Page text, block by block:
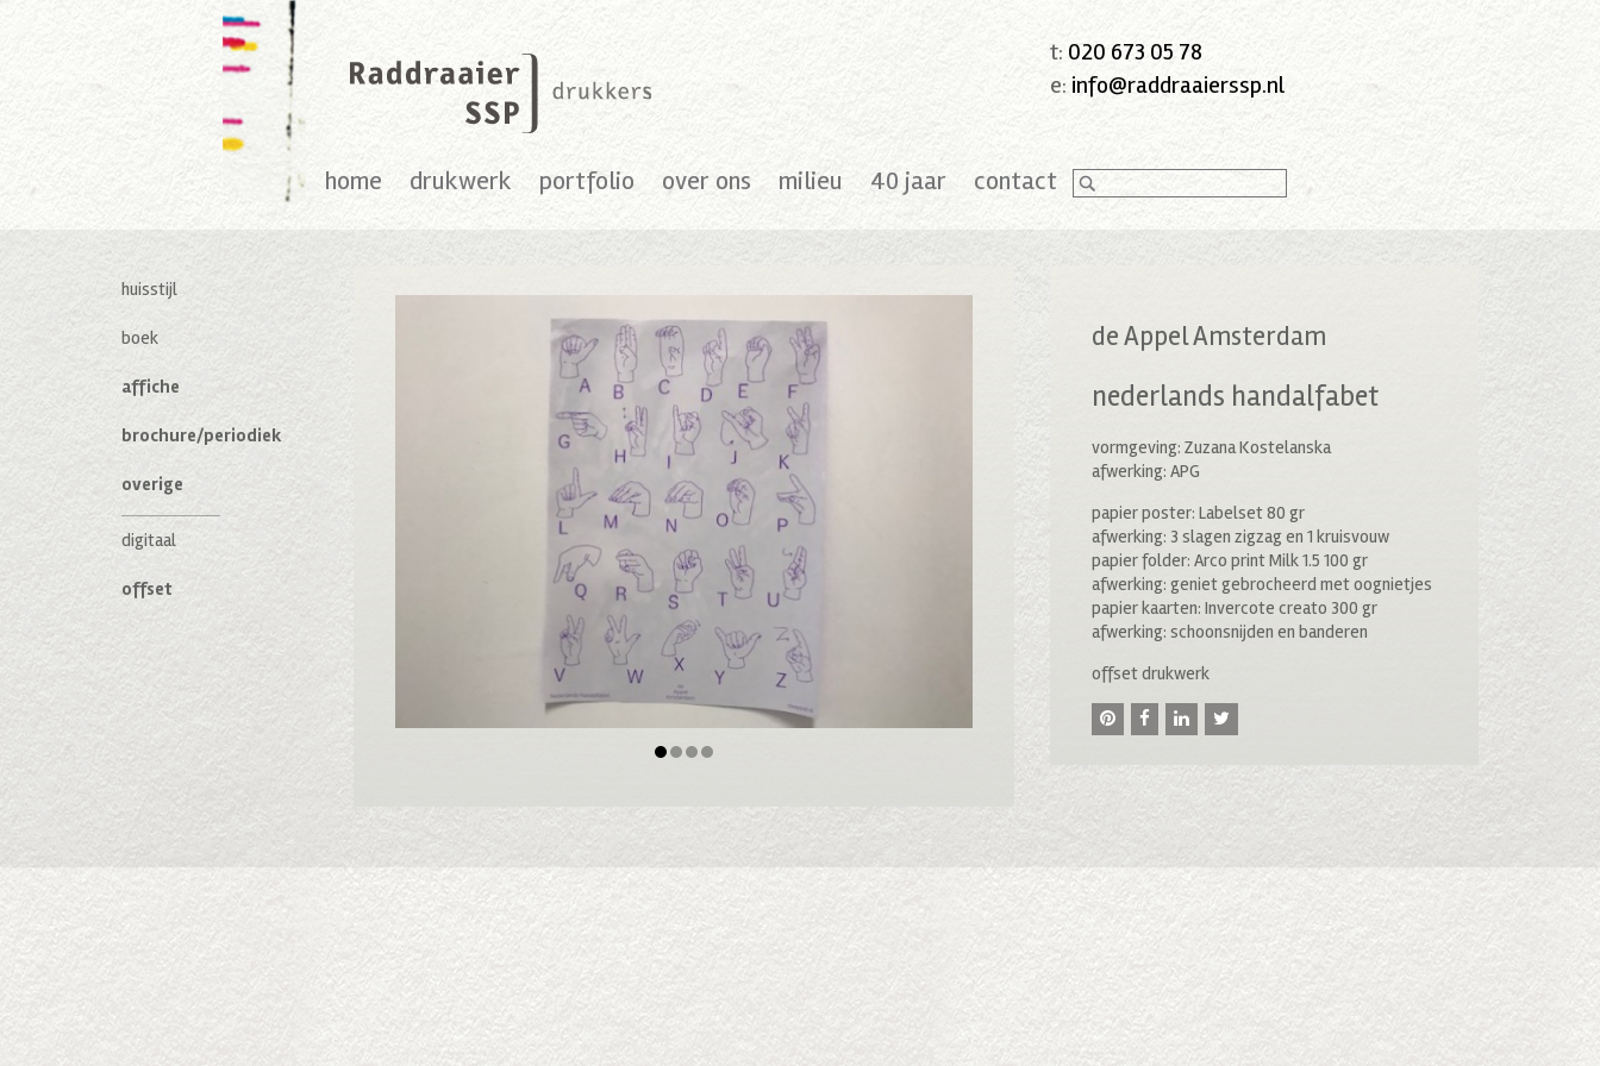
t: 020 673 05 78
e: info@raddraaierssp.nl
home drukwerk portfolio over ons milieu 40 jaar contact
huisstijl
boek
affiche
brochure/periodiek
overige
digitaal
offset
de Appel Amsterdam
nederlands handalfabet
vormgeving: Zuzana Kostelanska
afwerking: APG
papier poster: Labelset 80 gr
afwerking: 3 slagen zigzag en 1 kruisvouw
papier folder: Arco print Milk 1.5 100 gr
afwerking: geniet gebrocheerd met oognietjes
papier kaarten: Invercote creato 300 gr
afwerking: schoonsnijden en banderen
offset drukwerk